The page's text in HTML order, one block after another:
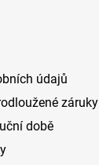
údajů
záruky
době